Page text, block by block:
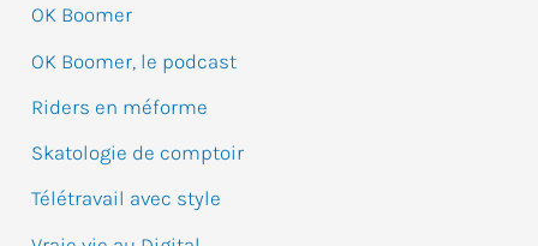
OK Boomer
OK Boomer, le podcast
Riders en méforme
Skatologie de comptoir
Télétravail avec style